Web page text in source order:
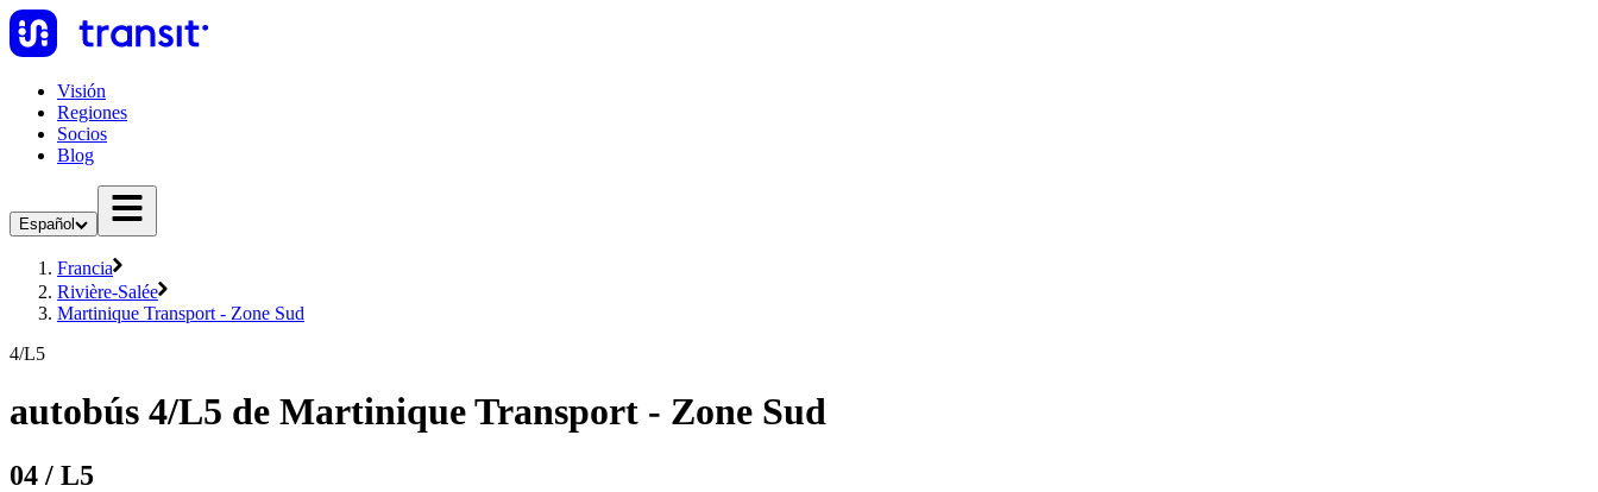
Visión
Regiones
Socios
Blog
Español
Francia
Rivière-Salée
Martinique Transport - Zone Sud
4/L5
autobús 4/L5 de Martinique Transport - Zone Sud
04 / L5